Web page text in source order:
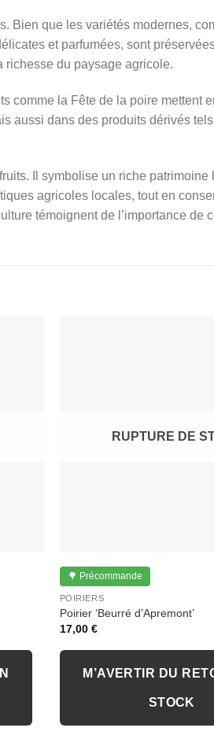
Bien que les variétés modernes,
et parfumées, sont
richesse du paysage agricole.
la Fête de la poire mettent
aussi dans des produits dérivés
Il symbolise un riche
agricoles locales, tout en
témoignent de l’importance de
RUPTURE DE
🌳 Précommande
POIRIERS
Poirier ‘Beurré d’Apremont’
17,00 €
M’AVERTIR DU
STOCK